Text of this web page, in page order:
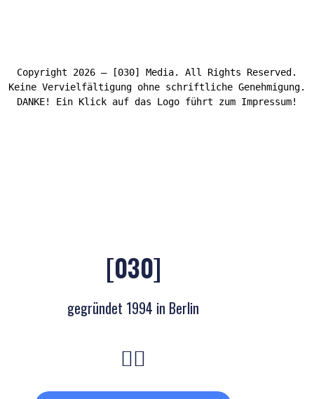
Copyright 2026 – [030] Media. All Rights Reserved.
Keine Vervielfältigung ohne schriftliche Genehmigung.
DANKE! Ein Klick auf das Logo führt zum Impressum!
[030]
gegründet 1994 in Berlin